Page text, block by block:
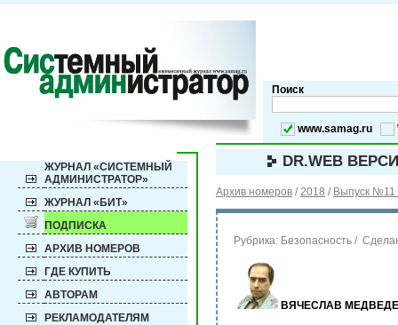
Поиск
www.samag.ru
ЖУРНАЛ «СИСТЕМНЫЙ
АДМИНИСТРАТОР»
ЖУРНАЛ «БИТ»
ПОДПИСКА
АРХИВ НОМЕРОВ
ГДЕ КУПИТЬ
АВТОРАМ
РЕКЛАМОДАТЕЛЯМ
DR.WEB
Архив номеров / 2018 / Выпуск №11
Рубрика: Безопасность /
ВЯЧЕСЛАВ